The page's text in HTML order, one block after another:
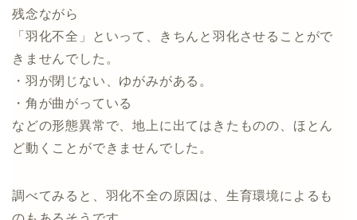
残念ながら
「羽化不全」といって、きちんと羽化させることがで
きませんでした。
・羽が閉じない、ゆがみがある。
・角が曲がっている
などの形態異常で、地上に出てはきたものの、ほとん
ど動くことができませんでした。
調べてみると、羽化不全の原因は、生育環境によるも